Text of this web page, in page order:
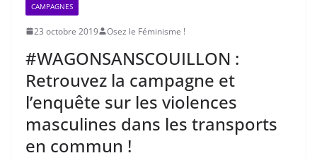
CAMPAGNES
23 octobre 2019 Osez le Féminisme !
#WAGONSANSCOUILLON :
Retrouvez la campagne et
l’enquête sur les violences
masculines dans les transports
en commun !